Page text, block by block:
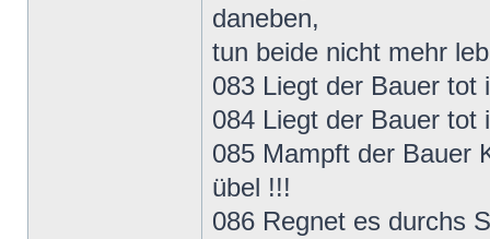
daneben,
tun beide nicht mehr
083 Liegt der Bauer
084 Liegt der Bauer tot
085 Mampft der Bauer
übel !!!
086 Regnet es durchs